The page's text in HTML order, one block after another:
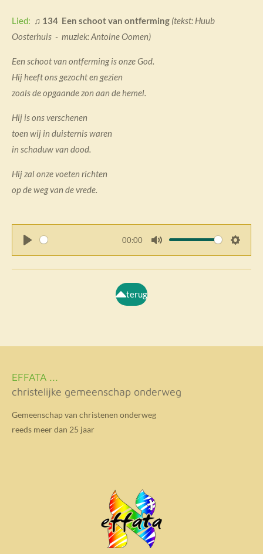
Lied: ♫ 134 Een schoot van ontferming (tekst: Huub
Oosterhuis - muziek: Antoine Oomen)
Een schoot van ontferming is onze God.
Hij heeft ons gezocht en gezien
zoals de opgaande zon aan de hemel.
Hij is ons verschenen
toen wij in duisternis waren
in schaduw van dood.
Hij zal onze voeten richten
op de weg van de vrede.
l
00:00
u
e
terug
EFFATA ...
christelijke gemeenschap onderweg
Gemeenschap van christenen onderweg
reeds meer dan 25 jaar